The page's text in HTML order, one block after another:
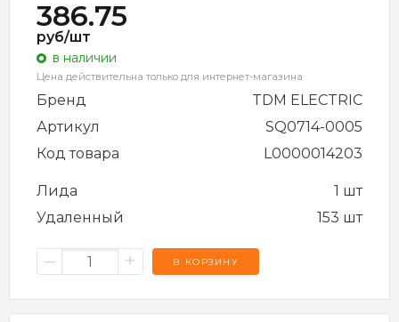
386.75
руб/шт
в наличии
Цена действительна только для интернет-магазина
Бренд
TDM ELECTRIC
Артикул
SQ0714-0005
Код товара
L0000014203
Лида
1 шт
Удаленный
153 шт
– + В КОРЗИНУ